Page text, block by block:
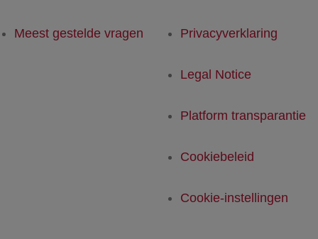
Meest gestelde vragen Privacyverklaring
Legal Notice
Platform transparantie
Cookiebeleid
Cookie-instellingen